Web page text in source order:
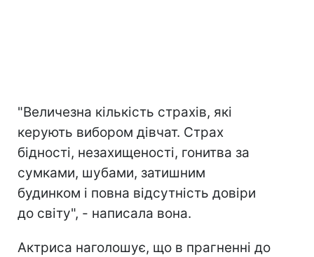
"Величезна кількість страхів, які
керують вибором дівчат. Страх
бідності, незахищеності, гонитва за
сумками, шубами, затишним
будинком і повна відсутність довіри
до світу", - написала вона.
Актриса наголошує, що в прагненні до